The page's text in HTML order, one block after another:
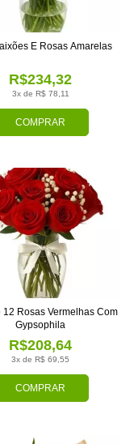
COMPRAR
3x de R$ 78,11
R$234,32
E Rosas Amarelas
COMPRAR
3x de R$ 69,55
R$208,64
12 Rosas Vermelhas Com
Gypsophila